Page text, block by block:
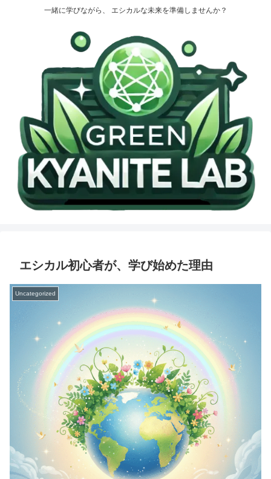
一緒に学びながら、 エシカルな未来を準備しませんか？
エシカル初心者が、学び始めた理由
Uncategorized